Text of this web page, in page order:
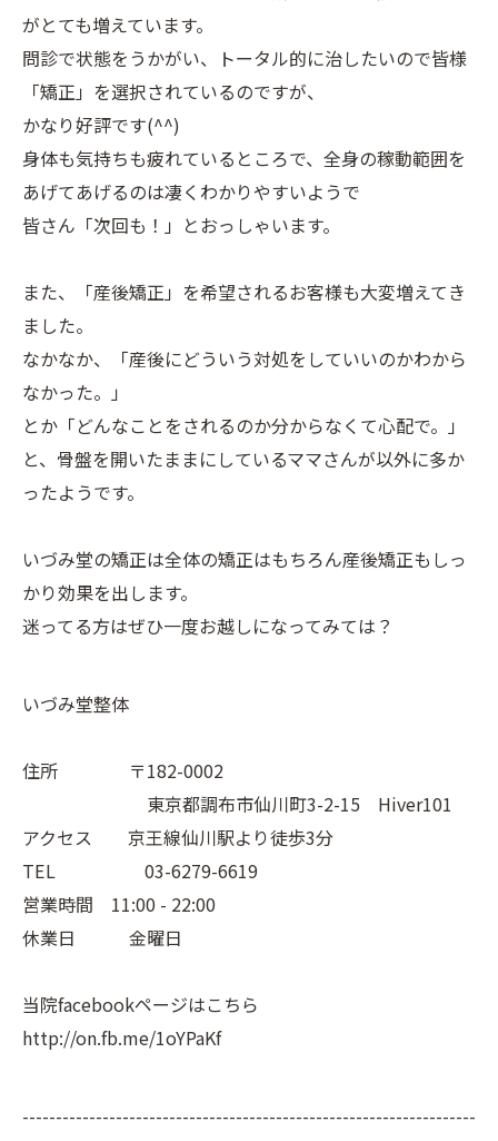
がとても増えています。
問診で状態をうかがい、トータル的に治したいので皆様
「矯正」を選択されているのですが、
かなり好評です(^^)
身体も気持ちも疲れているところで、全身の稼動範囲を
あげてあげるのは凄くわかりやすいようで
皆さん「次回も！」とおっしゃいます。
また、「産後矯正」を希望されるお客様も大変増えてき
ました。
なかなか、「産後にどういう対処をしていいのかわから
なかった。」
とか「どんなことをされるのか分からなくて心配で。」
と、骨盤を開いたままにしているママさんが以外に多か
ったようです。
いづみ堂の矯正は全体の矯正はもちろん産後矯正もしっ
かり効果を出します。
迷ってる方はぜひ一度お越しになってみては？
いづみ堂整体
住所 〒182-0002
東京都調布市仙川町3-2-15 Hiver101
アクセス 京王線仙川駅より徒歩3分
TEL 03-6279-6619
営業時間 11:00 - 22:00
休業日 金曜日
当院facebookページはこちら
http://on.fb.me/1oYPaKf
--------------------------------------------------------------------